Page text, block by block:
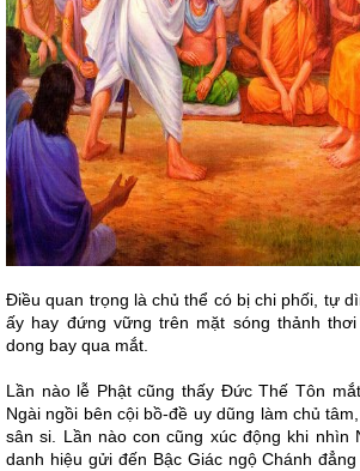
Điều quan trọng là chủ thể có bị chi phối, tự
ấy hay đứng vững trên mặt sóng thảnh
dong bay qua mắt.
Lần nào lễ Phật cũng thấy Đức Thế Tôn
Ngài ngồi bên cội bồ-đề uy dũng làm chủ
sân si. Lần nào con cũng xúc động khi nhìn
danh hiệu gửi đến Bậc Giác ngộ Chánh